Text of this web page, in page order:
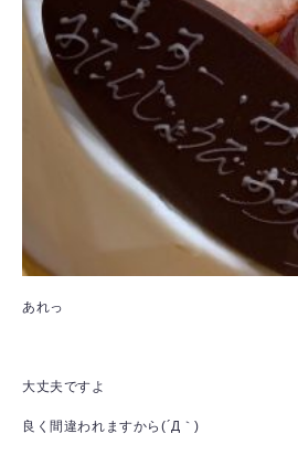
あれっ
大丈夫ですよ
良く間違われますから(´Д｀)